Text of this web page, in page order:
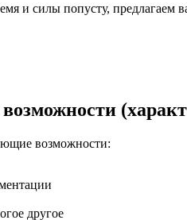
и силы попусту, предлагаем
возможности:
другое